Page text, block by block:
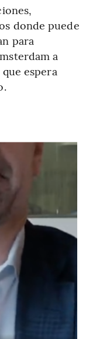
donde puede
para
a
espera